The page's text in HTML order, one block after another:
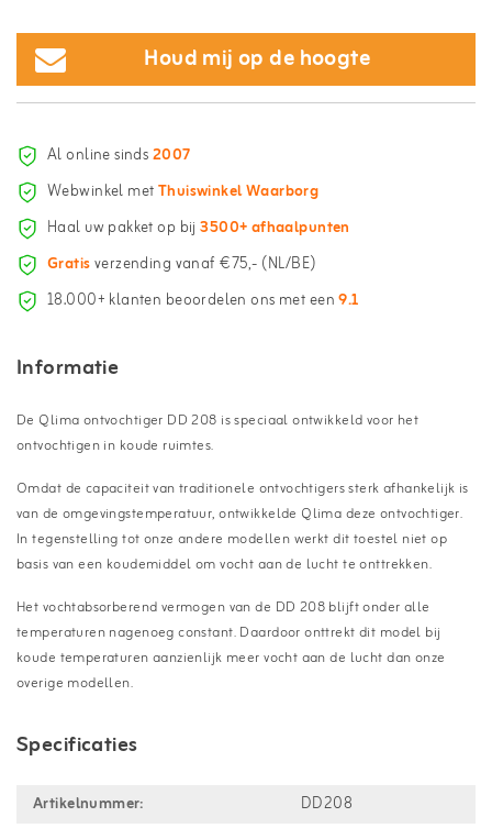
Houd mij op de hoogte
Al online sinds2007
Webwinkel metThuiswinkel Waarborg
Haal uw pakket op bij3500+ afhaalpunten
Gratisverzending vanaf €75,- (NL/BE)
18.000+ klanten beoordelen ons met een9.1
Informatie
De Qlima ontvochtiger DD 208 is speciaal ontwikkeld voor het
ontvochtigen in koude ruimtes.
Omdat de capaciteit van traditionele ontvochtigers sterk afhankelijk is
van de omgevingstemperatuur, ontwikkelde Qlima deze ontvochtiger.
In tegenstelling tot onze andere modellen werkt dit toestel niet op
basis van een koudemiddel om vocht aan de lucht te onttrekken.
Het vochtabsorberend vermogen van de DD 208 blijft onder alle
temperaturen nagenoeg constant. Daardoor onttrekt dit model bij
koude temperaturen aanzienlijk meer vocht aan de lucht dan onze
overige modellen.
Specificaties
Artikelnummer:
DD208